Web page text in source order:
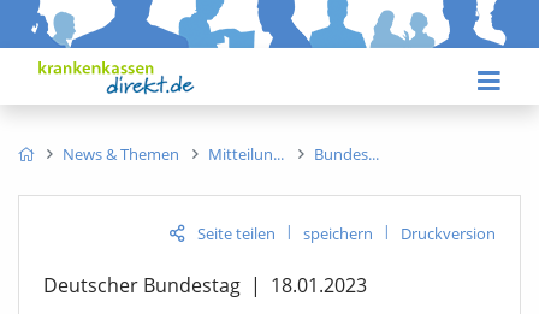
News & Themen Mitteilun Bundes
Seite teilen | speichern | Druckversion
Deutscher Bundestag | 18.01.2023